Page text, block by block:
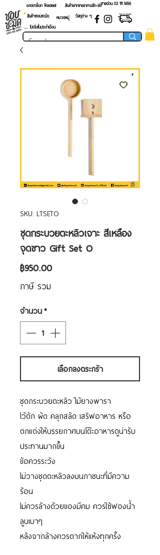
แคตตาล็อก โหลดเลย! สายด่วน 02 ​111 5656
สินค้าฝากขายราคาปลีก-ส่ง
สินค้าชอบชะมัด
หมวดหมู่
วัสดุต่าง ๆ
.... โปรโมชั่นประจำเดือน
SKU: LTSETO
ชุดกระบวยตะหลิวเจาะ สีเหลือง
จุดขาว Gift Set O
฿950.00ราคา
ภาษี รวม
จำนวน*
เลือกลงตระกร้า
ชุดกระบวยตะหลิว ไม้ยางพารา
ไว้ตัก ผัด คลุกสลัด เสริฟอาหาร หรือ
ตกแต่งให้บรรยกาศบนโต๊ะอาหารดูน่ารับ
ประทานมากขึ้น
ข้อควรระวัง
ไม่วางชุดตะหลิวลงบนภาชนะที่มีความ
ร้อน
ไม่ควรล้างด้วยของมีคม ควรใช้ฟองน้ำ
ลูบเบาๆ
หลังจากล้างควรตากให้แห้งทุกครั้ง